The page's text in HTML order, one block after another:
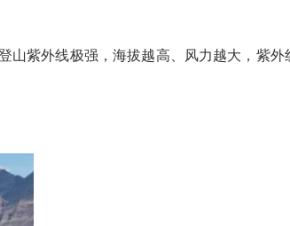
山紫外线极强，海拔越高、风力越大，紫外